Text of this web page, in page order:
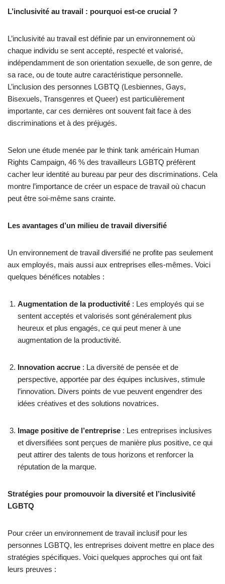
L’inclusivité au travail : pourquoi est-ce crucial ?
L’inclusivité au travail est définie par un environnement où
chaque individu se sent accepté, respecté et valorisé,
indépendamment de son orientation sexuelle, de son genre, de
sa race, ou de toute autre caractéristique personnelle.
L’inclusion des personnes LGBTQ (Lesbiennes, Gays,
Bisexuels, Transgenres et Queer) est particulièrement
importante, car ces dernières ont souvent fait face à des
discriminations et à des préjugés.
Selon une étude menée par le think tank américain Human
Rights Campaign, 46 % des travailleurs LGBTQ préfèrent
cacher leur identité au bureau par peur des discriminations. Cela
montre l’importance de créer un espace de travail où chacun
peut être soi-même sans crainte.
Les avantages d’un milieu de travail diversifié
Un environnement de travail diversifié ne profite pas seulement
aux employés, mais aussi aux entreprises elles-mêmes. Voici
quelques bénéfices notables :
Augmentation de la productivité : Les employés qui se
sentent acceptés et valorisés sont généralement plus
heureux et plus engagés, ce qui peut mener à une
augmentation de la productivité.
Innovation accrue : La diversité de pensée et de
perspective, apportée par des équipes inclusives, stimule
l’innovation. Divers points de vue peuvent engendrer des
idées créatives et des solutions novatrices.
Image positive de l’entreprise : Les entreprises inclusives
et diversifiées sont perçues de manière plus positive, ce qui
peut attirer des talents de tous horizons et renforcer la
réputation de la marque.
Stratégies pour promouvoir la diversité et l’inclusivité
LGBTQ
Pour créer un environnement de travail inclusif pour les
personnes LGBTQ, les entreprises doivent mettre en place des
stratégies spécifiques. Voici quelques approches qui ont fait
leurs preuves :